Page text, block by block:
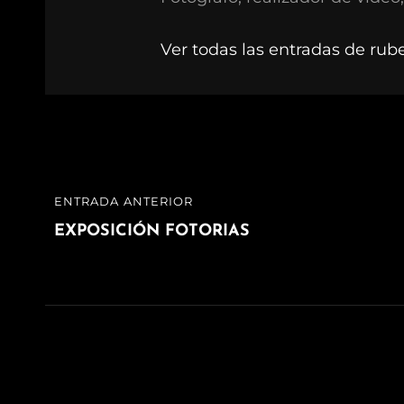
Ver todas las entradas de
Navegación
de
ENTRADA
ANTERIOR
ENTRADA ANTERIOR
EXPOSICIÓN FOTORIAS